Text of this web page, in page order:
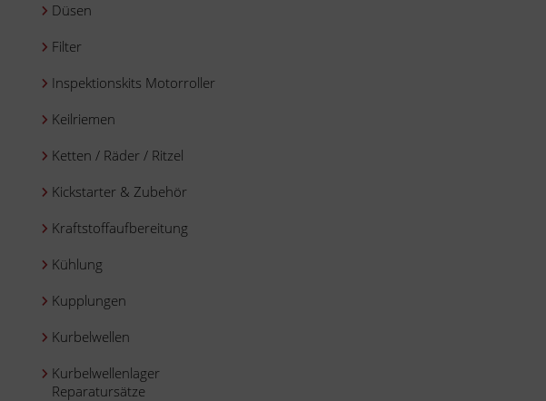
Düsen
Filter
Inspektionskits Motorroller
Keilriemen
Ketten / Räder / Ritzel
Kickstarter & Zubehör
Kraftstoffaufbereitung
Kühlung
Kupplungen
Kurbelwellen
Kurbelwellenlager
Reparatursätze